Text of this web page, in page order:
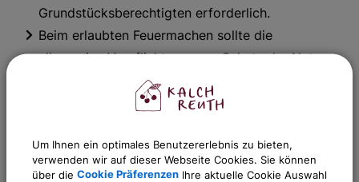
Grundstücksberechtigten erforderlich.
Beim erlaubten Feuermachen sollte die
allgemeine Verpflichtung zum Schutz der Natur
beachtet werden.
Weitergehende Bestimmungen können in
Schutzgebietsverordnungen enthalten sein.
Nähere Informationen hierzu können bei den
Um Ihnen ein optimales Benutzererlebnis zu bieten,
verwenden wir auf dieser Webseite Cookies. Sie können
über die Cookie Präferenzen Ihre aktuelle Cookie Auswahl